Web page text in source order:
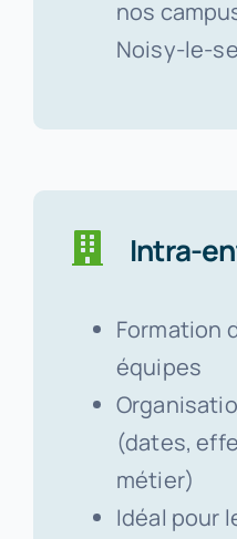
nos
Noisy-le-
Intra-
Formation
équipes
(dates,
métier)
Idéal pour